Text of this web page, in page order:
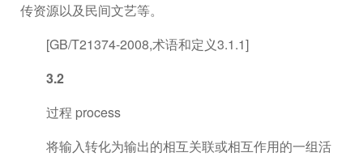
传资源以及民间文艺等。
[GB/T21374-2008,术语和定义3.1.1]
3.2
过程 process
将输入转化为输出的相互关联或相互作用的一组活